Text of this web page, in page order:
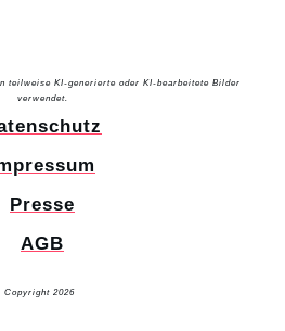
teilweise KI-generierte oder KI-bearbeitete Bilder
verwendet.
Presse
AGB
Copyright 2026